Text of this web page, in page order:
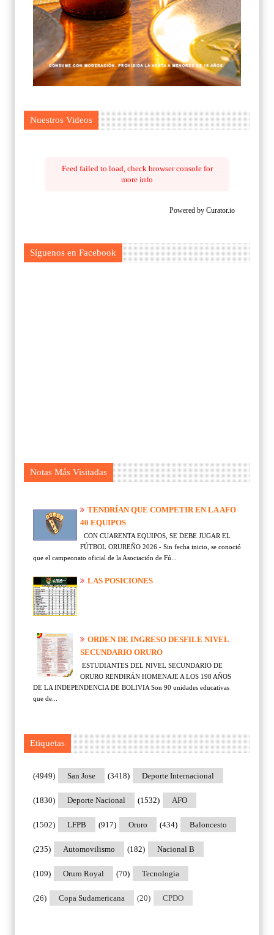
Nuestros Videos
Feed failed to load, check browser console for
more info
Powered by Curator.io
Síguenos en Facebook
Notas Más Visitadas
TENDRÍAN QUE COMPETIR EN LA AFO
40 EQUIPOS
CON CUARENTA EQUIPOS, SE DEBE JUGAR EL
FÚTBOL ORUREÑO 2026 - Sin fecha inicio, se conoció
que el campeonato oficial de la Asociación de Fú...
LAS POSICIONES
ORDEN DE INGRESO DESFILE NIVEL
SECUNDARIO ORURO
ESTUDIANTES DEL NIVEL SECUNDARIO DE
ORURO RENDIRÁN HOMENAJE A LOS 198 AÑOS
DE LA INDEPENDENCIA DE BOLIVIA Son 90 unidades educativas
que de...
Etiquetas
San Jose
(4949) Deporte Internacional
(3418)
Deporte Nacional
(1830) AFO
(1532)
LFPB
(1502) Oruro
(917) Baloncesto
(434)
Automovilismo
(235) Nacional B
(182)
Oruro Royal
(109) Tecnologia
(70)
Copa Sudamericana
(26) CPDO
(20)